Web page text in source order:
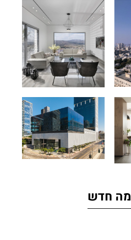
מה חדש